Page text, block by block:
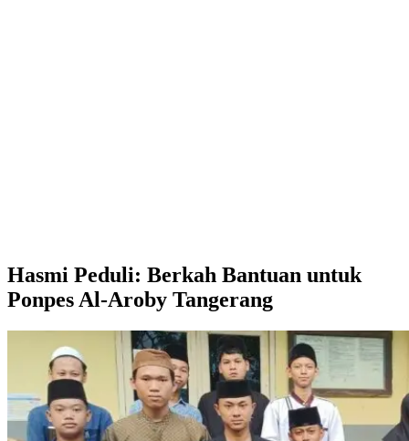
Hasmi Peduli: Berkah Bantuan untuk
Ponpes Al-Aroby Tangerang